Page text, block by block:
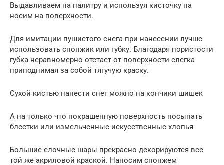
Выдавливаем на палитру и используя кисточку на
носим на поверхности.
Для имитации пушистого снега при нанесении лучше
использовать спонжик или губку. Благодаря пористости
губка неравномерно отстает от поверхности слегка
приподнимая за собой тягучую краску.
Сухой кистью нанести снег можно на кончики шишек
А на только что покрашенную поверхность посыпать
блестки или измельченные искусственные хлопья
Большие елочные шары прекрасно декорируются все
той же акриловой краской. Наносим спонжем